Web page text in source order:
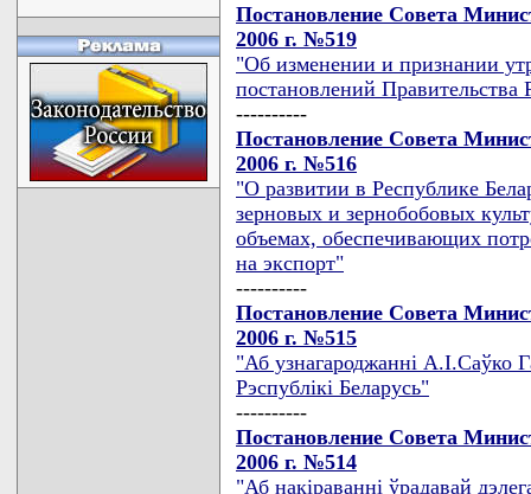
Постановление Совета
2006 г. №519
"Об изменении и признании
постановлений Правительства
----------
Постановление Совета
2006 г. №516
"О развитии в Республике
зерновых и зернобобовых
объемах, обеспечивающих
на экспорт"
----------
Постановление Совета
2006 г. №515
"Аб узнагароджаннi А.I.Саўко
Рэспублiкi Беларусь"
----------
Постановление Совета
2006 г. №514
"Аб накiраваннi ўрадавай